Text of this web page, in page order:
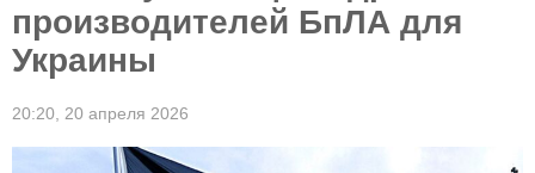
производителей БпЛА для
Украины
20:20, 20 апреля 2026